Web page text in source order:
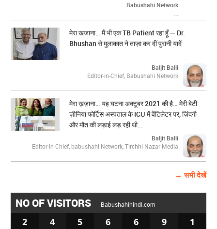
Babushahi Network
...
मेरा खजाना… मैं भी एक TB Patient रहा हूँ — Dr.
Bhushan से मुलाकात ने ताज़ा कर दीं पुरानी यादें
Baljit Balli
Editor-in-Chief, Babushahi Network
मेरा ख़ज़ाना… यह घटना अक्टूबर 2021 की है… मेरी बेटी
ज़ीनिया फोर्टिस अस्पताल के ICU में वेंटिलेटर पर, ज़िंदगी
और मौत की लड़ाई लड़ रही थी…
Baljit Balli
Editor-in-Chief, babushahi Network, Tirchhi Nazar Media
→ सभी देखें
NO OF VISITORS Babushahihindi.com
2 4 5 6 6 9 1